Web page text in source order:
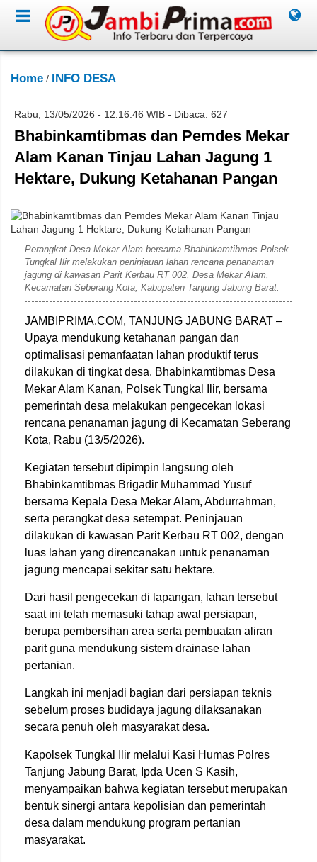
Home / INFO DESA
Rabu, 13/05/2026 - 12:16:46 WIB - Dibaca: 627
Bhabinkamtibmas dan Pemdes Mekar
Alam Kanan Tinjau Lahan Jagung 1
Hektare, Dukung Ketahanan Pangan
Perangkat Desa Mekar Alam bersama Bhabinkamtibmas Polsek
Tungkal Ilir melakukan peninjauan lahan rencana penanaman
jagung di kawasan Parit Kerbau RT 002, Desa Mekar Alam,
Kecamatan Seberang Kota, Kabupaten Tanjung Jabung Barat.
JAMBIPRIMA.COM, TANJUNG JABUNG BARAT –
Upaya mendukung ketahanan pangan dan
optimalisasi pemanfaatan lahan produktif terus
dilakukan di tingkat desa. Bhabinkamtibmas Desa
Mekar Alam Kanan, Polsek Tungkal Ilir, bersama
pemerintah desa melakukan pengecekan lokasi
rencana penanaman jagung di Kecamatan Seberang
Kota, Rabu (13/5/2026).
Kegiatan tersebut dipimpin langsung oleh
Bhabinkamtibmas Brigadir Muhammad Yusuf
bersama Kepala Desa Mekar Alam, Abdurrahman,
serta perangkat desa setempat. Peninjauan
dilakukan di kawasan Parit Kerbau RT 002, dengan
luas lahan yang direncanakan untuk penanaman
jagung mencapai sekitar satu hektare.
Dari hasil pengecekan di lapangan, lahan tersebut
saat ini telah memasuki tahap awal persiapan,
berupa pembersihan area serta pembuatan aliran
parit guna mendukung sistem drainase lahan
pertanian.
Langkah ini menjadi bagian dari persiapan teknis
sebelum proses budidaya jagung dilaksanakan
secara penuh oleh masyarakat desa.
Kapolsek Tungkal Ilir melalui Kasi Humas Polres
Tanjung Jabung Barat, Ipda Ucen S Kasih,
menyampaikan bahwa kegiatan tersebut merupakan
bentuk sinergi antara kepolisian dan pemerintah
desa dalam mendukung program pertanian
masyarakat.